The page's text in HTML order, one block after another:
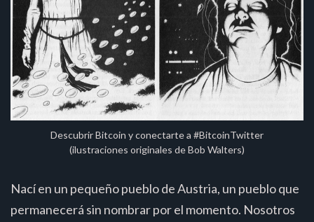
Descubrir Bitcoin y conectarte a #BitcoinTwitter
(ilustraciones originales de Bob Walters)
Nací en un pequeño pueblo de Austria, un pueblo que
permanecerá sin nombrar por el momento. Nosotros